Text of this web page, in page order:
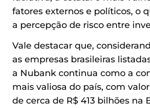
fatores externos e políticos, o
a percepção de risco entre
Vale destacar que,
as empresas brasileiras
a Nubank continua como a
mais valiosa do país, com
de cerca de R$ 413 bilhões na